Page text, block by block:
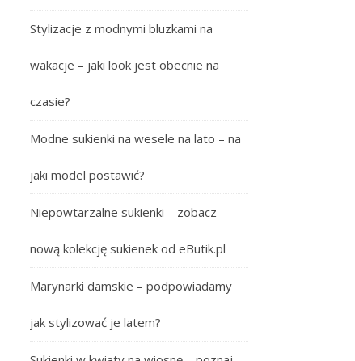
Stylizacje z modnymi bluzkami na
wakacje – jaki look jest obecnie na
czasie?
Modne sukienki na wesele na lato – na
jaki model postawić?
Niepowtarzalne sukienki – zobacz
nową kolekcję sukienek od eButik.pl
Marynarki damskie – podpowiadamy
jak stylizować je latem?